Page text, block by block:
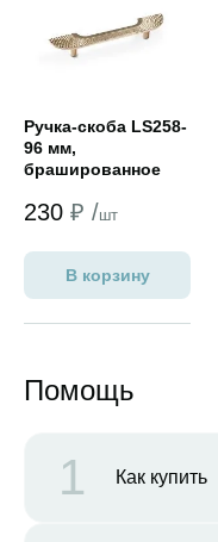
Ручка-скоба LS258-
96 мм,
брашированное
230 ₽ /шт
В корзину
Помощь
1 Как купить